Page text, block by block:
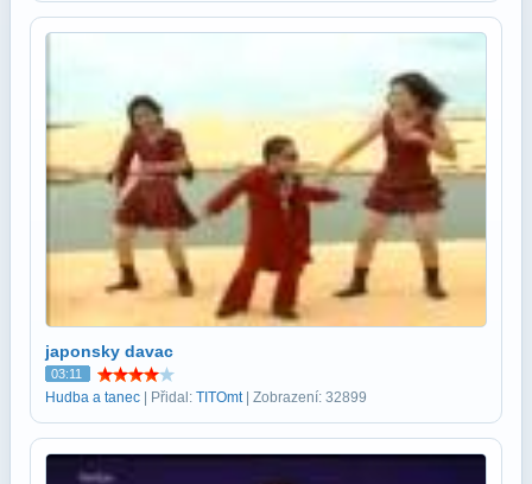
japonsky davac
03:11
Hudba a tanec | Přidal: TITOmt| Zobrazení: 32899